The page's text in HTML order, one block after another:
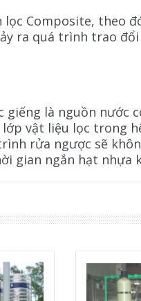
Composite, theo
ra quá trình trao
là nguồn nước
vật liệu lọc trong
rửa ngược sẽ
gian ngắn hạt nhựa